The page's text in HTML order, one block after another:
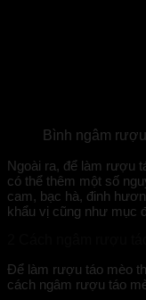
Bình ngâm
Ngoài ra, để làm rượu
có thể thêm một số
cam, bạc hà, đinh
khẩu vị cũng như mục
Để làm rượu táo mèo
cách ngâm rượu táo